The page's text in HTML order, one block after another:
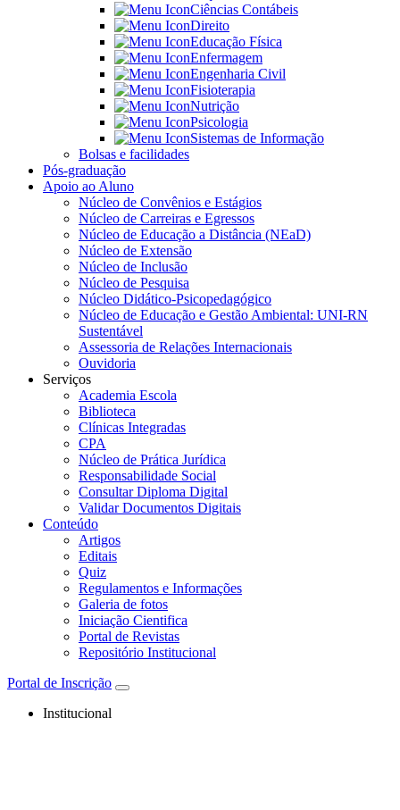
Ciências Contábeis
Direito
Educação Física
Enfermagem
Engenharia Civil
Fisioterapia
Nutrição
Psicologia
Sistemas de Informação
Bolsas e facilidades
Pós-graduação
Apoio ao Aluno
Núcleo de Convênios e Estágios
Núcleo de Carreiras e Egressos
Núcleo de Educação a Distância (NEaD)
Núcleo de Extensão
Núcleo de Inclusão
Núcleo de Pesquisa
Núcleo Didático-Psicopedagógico
Núcleo de Educação e Gestão Ambiental: UNI-RN
Sustentável
Assessoria de Relações Internacionais
Ouvidoria
Serviços
Academia Escola
Biblioteca
Clínicas Integradas
CPA
Núcleo de Prática Jurídica
Responsabilidade Social
Consultar Diploma Digital
Validar Documentos Digitais
Conteúdo
Artigos
Editais
Quiz
Regulamentos e Informações
Galeria de fotos
Iniciação Cientifica
Portal de Revistas
Repositório Institucional
Portal de Inscrição
Institucional